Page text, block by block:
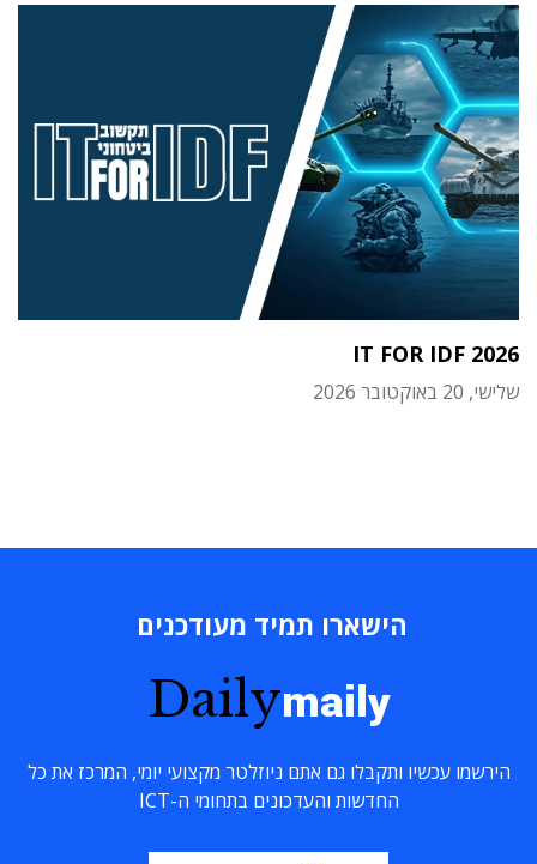
IT FOR IDF 2026
שלישי, 20 באוקטובר 2026
הישארו תמיד מעודכנים
Dailymaily
הירשמו עכשיו ותקבלו גם אתם ניוזלטר מקצועי יומי, המרכז את כל
החדשות והעדכונים בתחומי ה-ICT